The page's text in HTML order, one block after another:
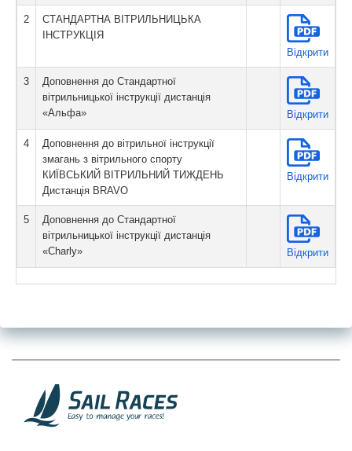
2
СТАНДАРТНА ВІТРИЛЬНИЦЬКА
ІНСТРУКЦІЯ
Вiдкрити
3
Доповнення до Стандартної
вітрильницької інструкції дистанція
«Альфа»
Вiдкрити
4
Доповнення до вітрильної інструкції
змагань з вітрильного спорту
КИЇВСЬКИЙ ВІТРИЛЬНИЙ ТИЖДЕНЬ
Дистанція BRAVO
Вiдкрити
5
Доповнення до Стандартної
вітрильницької інструкції дистанція
«Charly»
Вiдкрити